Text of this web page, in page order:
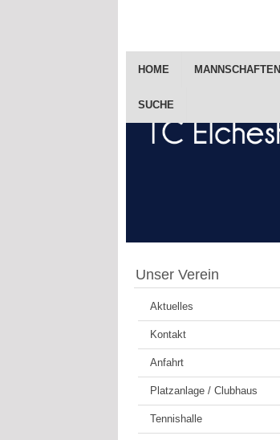
HOME MANNSCHAFTEN
SUCHE
Unser Verein
Aktuelles
Kontakt
Anfahrt
Platzanlage / Clubhaus
Tennishalle